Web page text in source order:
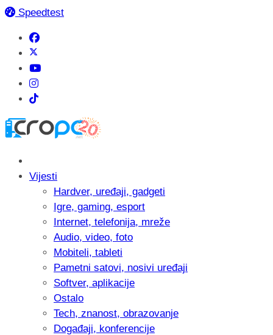
Speedtest
Vijesti
Hardver, uređaji, gadgeti
Igre, gaming, esport
Internet, telefonija, mreže
Audio, video, foto
Mobiteli, tableti
Pametni satovi, nosivi uređaji
Softver, aplikacije
Ostalo
Tech, znanost, obrazovanje
Događaji, konferencije